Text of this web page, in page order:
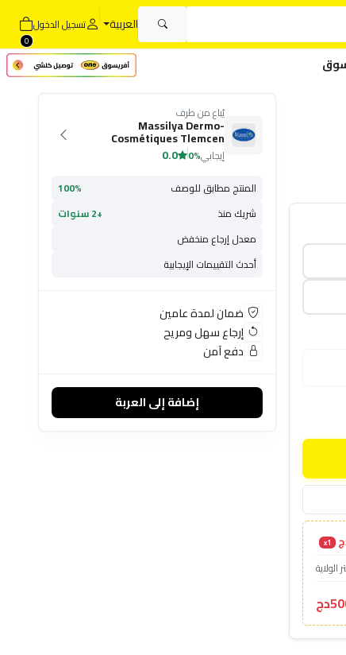
العربية تسجيل الدخول
0
x1
الولاية
يُباع من طرف
Massilya Dermo-
Cosmétiques Tlemcen
إيجابي0%
0.0
المنتج مطابق للوصف
100%
شريك منذ
+2 سنوات
معدل إرجاع منخفض
أحدث التقييمات الإيجابية
ضمان لمدة عامين
إرجاع سهل ومريح
دفع آمن
إضافة إلى العربة